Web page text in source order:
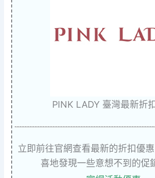
PINK LADY 臺灣最新折
立即前往官網查看最新的折扣優
喜地發現一些意想不到的促